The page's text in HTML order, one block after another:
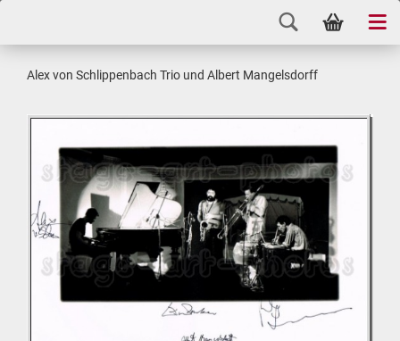
Alex von Schlip­pen­bach Trio und Al­bert Man­gels­dorff